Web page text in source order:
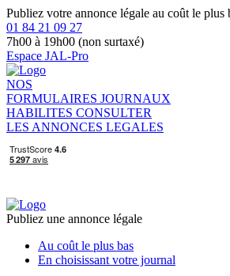
Publiez votre annonce légale au coût le plus
01 84 21 09 27
7h00 à 19h00 (non surtaxé)
Espace JAL-Pro
NOS
FORMULAIRES JOURNAUX
HABILITES CONSULTER
LES ANNONCES LEGALES
Publiez une annonce légale
Au coût le plus bas
En choisissant votre journal